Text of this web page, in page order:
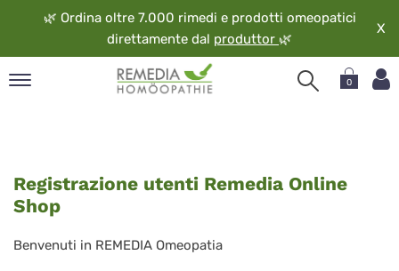
🌿 Ordina oltre 7.000 rimedi e prodotti omeopatici
direttamente dal produttor 🌿
X
0
Registrazione utenti Remedia Online
Shop
Benvenuti in REMEDIA Omeopatia